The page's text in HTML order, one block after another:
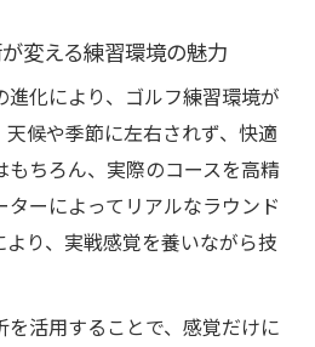
変える練習環境の魅力
化により、ゴルフ練習環境が
候や季節に左右されず、快適
ちろん、実際のコースを高精
ーによってリアルなラウンド
り、実戦感覚を養いながら技
を活用することで、感覚だけに